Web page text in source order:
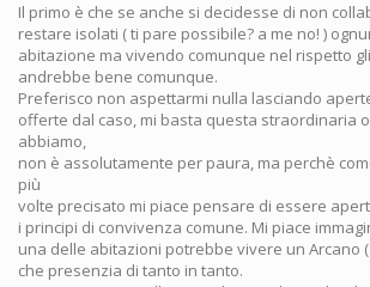
Il primo è che se anche si decidesse di non
restare isolati ( ti pare possibile? a me no! )
abitazione ma vivendo comunque nel rispetto
andrebbe bene comunque.
Preferisco non aspettarmi nulla lasciando
offerte dal caso, mi basta questa straordinaria
abbiamo,
non è assolutamente per paura, ma perchè
più
volte precisato mi piace pensare di essere
i principi di convivenza comune. Mi piace
una delle abitazioni potrebbe vivere un Arcano
che presenzia di tanto in tanto.